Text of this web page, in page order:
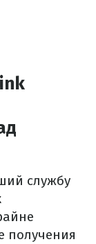
службу
получения